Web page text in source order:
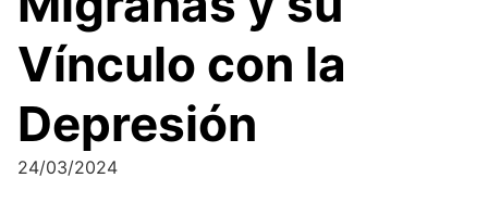
Vínculo con la
Depresión
24/03/2024